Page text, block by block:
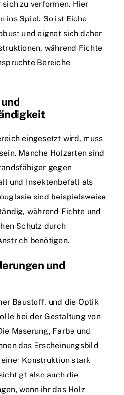
zu verformen. Hier
ins Spiel. So ist Eiche
und eignet sich daher
während Fichte
Bereiche
eingesetzt wird, muss
Manche Holzarten sind
gegen
und Insektenbefall als
sind beispielsweise
während Fichte und
Schutz durch
benötigen.
und
Baustoff, und die Optik
bei der Gestaltung von
Maserung, Farbe und
das Erscheinungsbild
Konstruktion stark
also auch die
wenn ihr das Holz